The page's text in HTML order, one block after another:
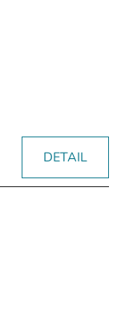
DETAIL